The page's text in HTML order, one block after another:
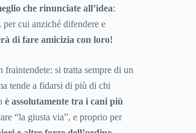
che rinunciate all’idea:
per cui anziché difendere e
di fare amicizia con loro!
si tratta sempre di un
tende a fidarsi di più di chi
è assolutamente tra i cani più
“la giusta via”, e proprio per